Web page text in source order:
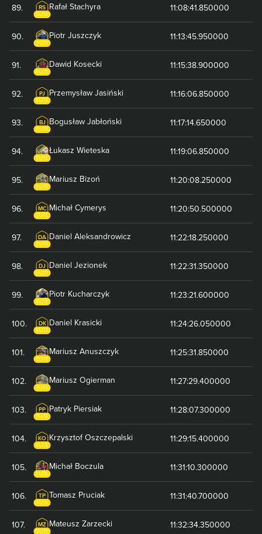
89. RS
ELITE
Rafał Stachyra 11:08:41.850000
90.
ELITE
Piotr Juszczyk 11:13:45.950000
91.
ELITE
Dawid Kosecki 11:15:38.900000
92. PJ
ELITE
Przemysław Jasiński 11:16:06.850000
93. BJ
ELITE
Bogusław Jabłoński 11:17:14.650000
94.
ELITE
Łukasz Wieteska 11:19:06.850000
95.
ELITE
Mariusz Bizoń 11:20:08.250000
96. MC
ELITE
Michał Cymerys 11:20:50.500000
97. DA
ELITE
Daniel Aleksandrowicz 11:22:18.250000
98. DJ
ELITE
Daniel Jezionek 11:22:31.350000
99.
ELITE
Piotr Kucharczyk 11:23:21.600000
100. DK
ELITE
Daniel Krasicki 11:24:26.050000
101.
ELITE
Mariusz Anuszczyk 11:25:31.850000
102.
ELITE
Mariusz Ogierman 11:27:29.400000
103. PP
ELITE
Patryk Piersiak 11:28:07.300000
104. KO
ELITE
Krzysztof Oszczepalski 11:29:15.400000
105.
ELITE
Michał Boczula 11:31:10.300000
106. TP
ELITE
Tomasz Pruciak 11:31:40.700000
107. MZ
ELITE
Mateusz Zarzecki 11:32:34.350000